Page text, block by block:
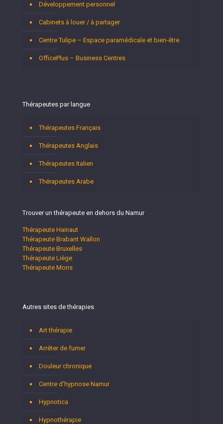
Développement personnel
Cabinets à louer / à partager
Centre Tulipe – Espace paramédicale et bien-être.
OfficePlus – Business Centres
Thérapeutes par langue
Thérapeutes Français
Thérapeutes Anglais
Thérapeutes Italien
Thérapeutes Arabe
Trouver un thérapeute en dehors du Namur
Thérapeute Hainaut
Thérapeute Brabant Wallon
Thérapeute Bruxelles
Thérapeute Liège
Thérapeute Mons
Autres sites de thérapies
Art thérapie
Arrêter de fumer
Douleur chronique
Centre d’hypnose Namur
Hypnotica
Hypnothérapie